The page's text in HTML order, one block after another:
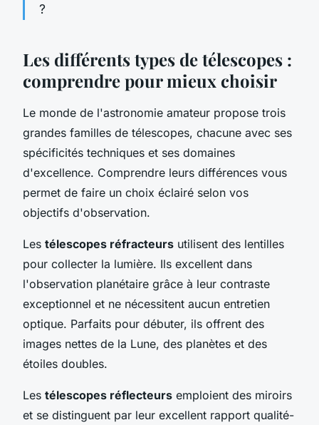
?
Les différents types de télescopes :
comprendre pour mieux choisir
Le monde de l'astronomie amateur propose trois
grandes familles de télescopes, chacune avec ses
spécificités techniques et ses domaines
d'excellence. Comprendre leurs différences vous
permet de faire un choix éclairé selon vos
objectifs d'observation.
Les télescopes réfracteurs utilisent des lentilles
pour collecter la lumière. Ils excellent dans
l'observation planétaire grâce à leur contraste
exceptionnel et ne nécessitent aucun entretien
optique. Parfaits pour débuter, ils offrent des
images nettes de la Lune, des planètes et des
étoiles doubles.
Les télescopes réflecteurs emploient des miroirs
et se distinguent par leur excellent rapport qualité-